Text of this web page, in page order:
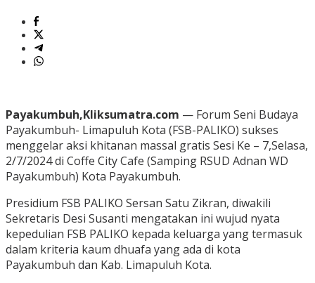
Payakumbuh,Kliksumatra.com — Forum Seni Budaya
Payakumbuh- Limapuluh Kota (FSB-PALIKO) sukses
menggelar aksi khitanan massal gratis Sesi Ke – 7,Selasa,
2/7/2024 di Coffe City Cafe (Samping RSUD Adnan WD
Payakumbuh) Kota Payakumbuh.
Presidium FSB PALIKO Sersan Satu Zikran, diwakili
Sekretaris Desi Susanti mengatakan ini wujud nyata
kepedulian FSB PALIKO kepada keluarga yang termasuk
dalam kriteria kaum dhuafa yang ada di kota
Payakumbuh dan Kab. Limapuluh Kota.